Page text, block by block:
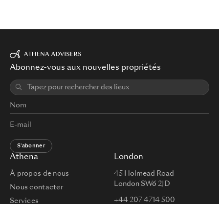
Athena
À propos de nous
Nous contacter
Services
London
45 Holmead Road
London SW6 2JD
+44 207 4714 500
Abonnez-vous aux nouvelles propriétés
S'abonner